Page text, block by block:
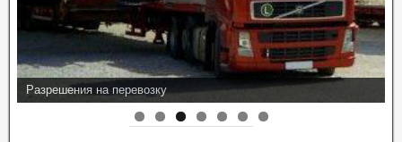
Разрешения на перевозку